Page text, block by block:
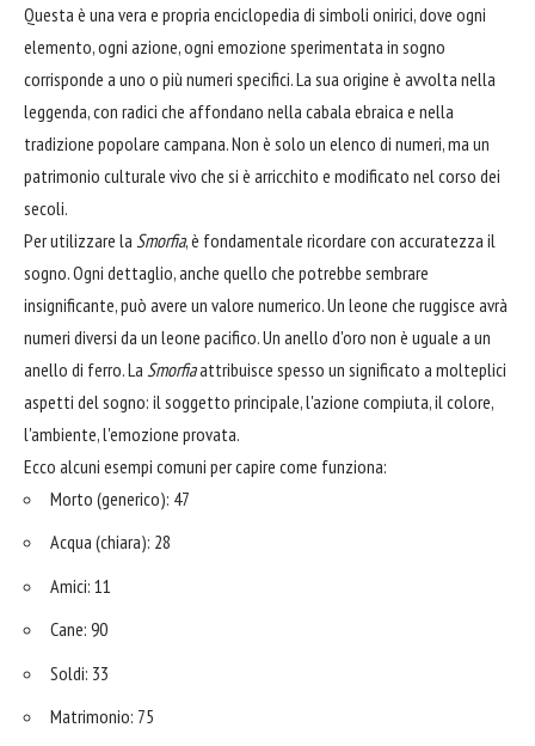
Questa è una vera e propria enciclopedia di simboli onirici, dove ogni
elemento, ogni azione, ogni emozione sperimentata in sogno
corrisponde a uno o più numeri specifici. La sua origine è avvolta nella
leggenda, con radici che affondano nella cabala ebraica e nella
tradizione popolare campana. Non è solo un elenco di numeri, ma un
patrimonio culturale vivo che si è arricchito e modificato nel corso dei
secoli.
Per utilizzare la Smorfia, è fondamentale ricordare con accuratezza il
sogno. Ogni dettaglio, anche quello che potrebbe sembrare
insignificante, può avere un valore numerico. Un leone che ruggisce avrà
numeri diversi da un leone pacifico. Un anello d'oro non è uguale a un
anello di ferro. La Smorfiaattribuisce spesso un significato a molteplici
aspetti del sogno: il soggetto principale, l'azione compiuta, il colore,
l'ambiente, l'emozione provata.
Ecco alcuni esempi comuni per capire come funziona:
Morto (generico): 47
Acqua (chiara): 28
Amici: 11
Cane: 90
Soldi: 33
Matrimonio: 75